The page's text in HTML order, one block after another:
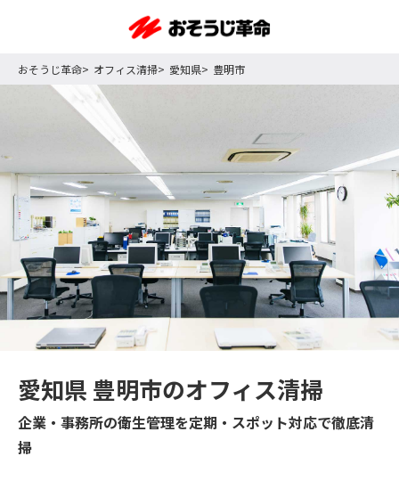
おそうじ革命 オフィス清掃 愛知県 豊明市
愛知県 豊明市のオフィス清掃
企業・事務所の衛生管理を定期・スポット対応で徹底清
掃